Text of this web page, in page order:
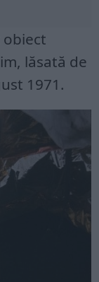
obiect
lăsată de
1971.